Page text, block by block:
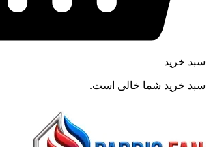
سبد خرید
سبد خرید شما خالی است.